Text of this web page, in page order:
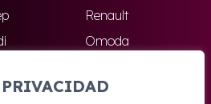
Renault
Omoda
Todas las marcas